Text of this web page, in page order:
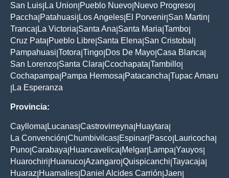
San Luis La Union Pueblo Nuevo Nuevo Progreso
Paccha Patahuasi Los Angeles El Porvenir San Martin
Tranca La Victoria Santa Ana Santa Maria Tambo
Cruz Pata Pueblo Libre Santa Elena San Cristobal
Pampahuasi Totora Tingo Dos De Mayo Casa Blanca
San Lorenzo Santa Clara Ccochapata Tambillo
Cochapampa Pampa Hermosa Patacancha Tupac Amaru
La Esperanza
Provincia:
Caylloma Lucanas Castrovirreyna Huaytara
La Convención Chumbivilcas Espinar Pasco Lauricocha
Puno Carabaya Huancavelica Melgar Lampa Yauyos
Huarochiri Huanuco Azangaro Quispicanchi Tayacaja
Huaraz Huamalies Daniel Alcides Carrión Jaen